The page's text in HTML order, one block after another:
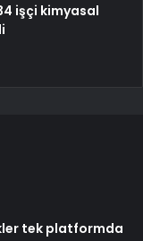
işçi kimyasal
tek platformda